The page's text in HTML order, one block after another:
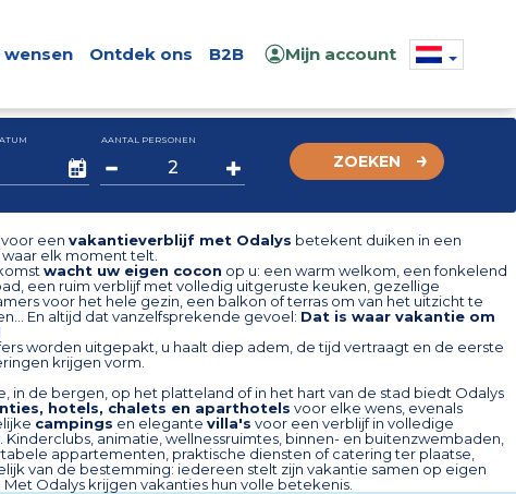
wensen Ontdek ons B2B Mijn account
AANTAL PERSONEN
ZOEKEN
een vakantieverblijf met Odalys betekent duiken in een
elk moment telt.
wacht uw eigen cocon op u: een warm welkom, een fonkelend
een ruim verblijf met volledig uitgeruste keuken, gezellige
voor het hele gezin, een balkon of terras om van het uitzicht te
En altijd dat vanzelfsprekende gevoel: Dat is waar vakantie om
worden uitgepakt, u haalt diep adem, de tijd vertraagt en de eerste
krijgen vorm.
in de bergen, op het platteland of in het hart van de stad biedt Odalys
hotels, chalets en aparthotels voor elke wens, evenals
campings en elegante villa's voor een verblijf in volledige
Kinderclubs, animatie, wellnessruimtes, binnen- en buitenzwembaden,
appartementen, praktische diensten of catering ter plaatse,
van de bestemming: iedereen stelt zijn vakantie samen op eigen
Odalys krijgen vakanties hun volle betekenis.